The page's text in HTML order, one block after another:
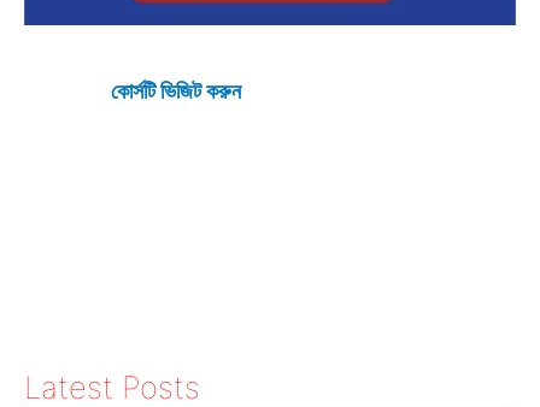
কোর্সটি ভিজিট করুন
Latest Posts